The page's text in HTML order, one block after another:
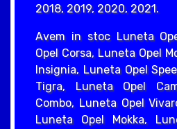
2018, 2019, 2020, 2021.
Avem in stoc Luneta
Opel Corsa, Luneta Opel
Insignia, Luneta Opel
Tigra, Luneta Opel
Combo, Luneta Opel
Luneta Opel Mokka,